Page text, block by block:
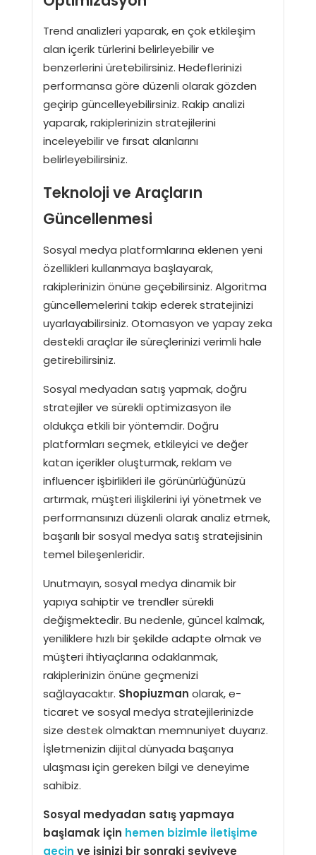
Trend analizleri yaparak, en çok etkileşim
alan içerik türlerini belirleyebilir ve
benzerlerini üretebilirsiniz. Hedeflerinizi
performansa göre düzenli olarak gözden
geçirip güncelleyebilirsiniz. Rakip analizi
yaparak, rakiplerinizin stratejilerini
inceleyebilir ve fırsat alanlarını
belirleyebilirsiniz.
Teknoloji ve Araçların
Güncellenmesi
Sosyal medya platformlarına eklenen yeni
özellikleri kullanmaya başlayarak,
rakiplerinizin önüne geçebilirsiniz. Algoritma
güncellemelerini takip ederek stratejinizi
uyarlayabilirsiniz. Otomasyon ve yapay zeka
destekli araçlar ile süreçlerinizi verimli hale
getirebilirsiniz.
Sosyal medyadan satış yapmak, doğru
stratejiler ve sürekli optimizasyon ile
oldukça etkili bir yöntemdir. Doğru
platformları seçmek, etkileyici ve değer
katan içerikler oluşturmak, reklam ve
influencer işbirlikleri ile görünürlüğünüzü
artırmak, müşteri ilişkilerini iyi yönetmek ve
performansınızı düzenli olarak analiz etmek,
başarılı bir sosyal medya satış stratejisinin
temel bileşenleridir.
Unutmayın, sosyal medya dinamik bir
yapıya sahiptir ve trendler sürekli
değişmektedir. Bu nedenle, güncel kalmak,
yeniliklere hızlı bir şekilde adapte olmak ve
müşteri ihtiyaçlarına odaklanmak,
rakiplerinizin önüne geçmenizi
sağlayacaktır. Shopiuzman olarak, e-
ticaret ve sosyal medya stratejilerinizde
size destek olmaktan memnuniyet duyarız.
İşletmenizin dijital dünyada başarıya
ulaşması için gereken bilgi ve deneyime
sahibiz.
Sosyal medyadan satış yapmaya
başlamak için hemen bizimle iletişime
geçin ve işinizi bir sonraki seviyeye